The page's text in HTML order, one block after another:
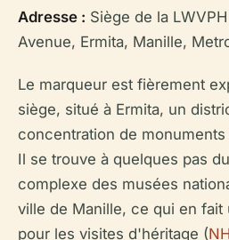
Adresse : Siège de la
Avenue, Ermita, Manille,
Le marqueur est fièrement
siège, situé à Ermita, un
concentration de
Il se trouve à quelques pas
complexe des musées
ville de Manille, ce qui en fait
pour les visites d'héritage (